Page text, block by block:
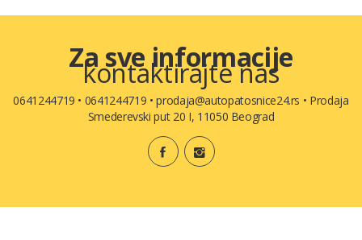
Za sve informacije
kontaktirajte nas
0641244719 • 0641244719 •prodaja@autopatosnice24.rs • Prodaja
Smederevski put 20 I, 11050 Beograd